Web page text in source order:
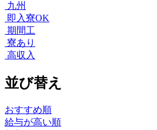
九州
即入寮OK
期間工
寮あり
高収入
並び替え
おすすめ順
給与が高い順